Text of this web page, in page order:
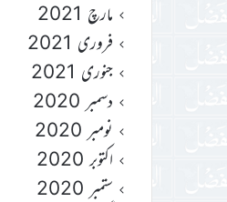
مارچ 2021
فروری 2021
جنوری 2021
دسمبر 2020
نومبر 2020
اکتوبر 2020
ستمبر 2020